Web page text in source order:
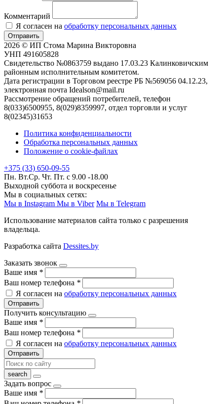
Комментарий
Я согласен на обработку персональных данных
Отправить
2026 © ИП Стома Марина Викторовна
УНП 491605828
Свидетельство №0863759 выдано 17.03.23 Калинковичским
районным исполнительным комитетом.
Дата регистрации в Торговом реестре РБ №569056 04.12.23,
электронная почта Idealson@mail.ru
Рассмотрение обращений потребителей, телефон
8(033)6500955, 8(029)8359997, отдел торговли и услуг
8(02345)31653
Политика конфиденциальности
Обработка персональных данных
Положение о cookie-файлах
+375 (33) 650-09-55
Пн. Вт.Ср. Чт. Пт. с 9.00 -18.00
Выходной суббота и воскресенье
Мы в социальных сетях:
Мы в Instagram Мы в Viber Мы в Telegram
Использование материалов сайта только с разрешения
владельца.
Разработка сайта Dessites.by
Заказать звонок
Ваше имя *
Ваш номер телефона *
Я согласен на обработку персональных данных
Отправить
Получить консультацию
Ваше имя *
Ваш номер телефона *
Я согласен на обработку персональных данных
Отправить
Задать вопрос
Ваше имя *